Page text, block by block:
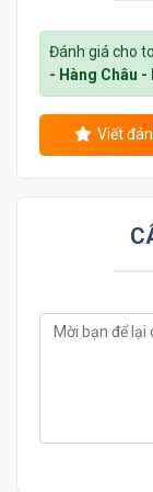
Đánh giá cho
- Hàng Châu -
Viết